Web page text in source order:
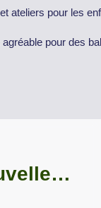
ateliers pour les
pour des